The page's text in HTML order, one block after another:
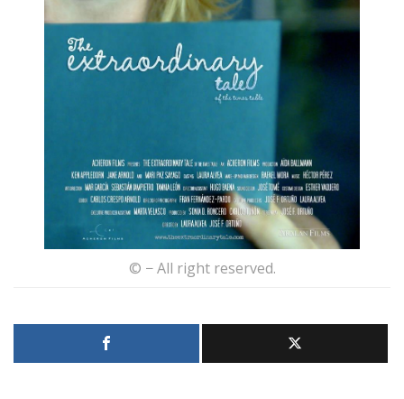
© − All right reserved.